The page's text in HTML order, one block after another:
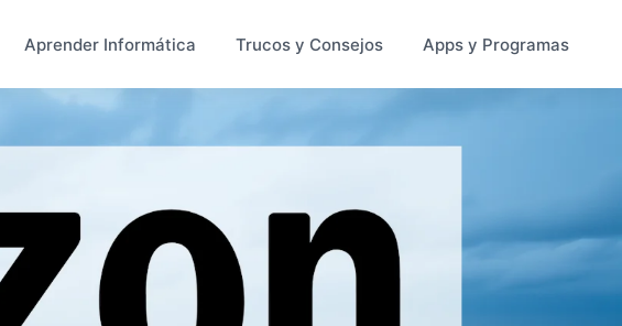
Aprender Informática Trucos y Consejos Apps y Programas